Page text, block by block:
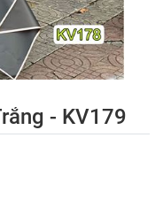
- KV179